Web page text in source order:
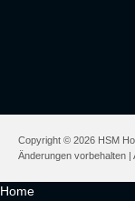
Copyright © 2026 HSM
Änderungen vorbehalten |
Home